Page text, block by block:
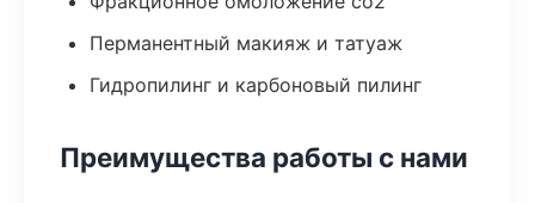
Перманентный макияж и татуаж
Гидропилинг и карбоновый пилинг
Преимущества работы с нами